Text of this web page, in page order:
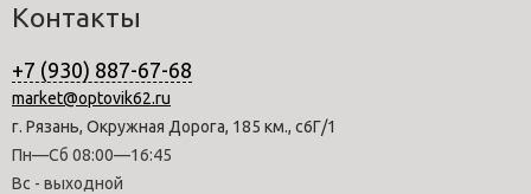
Контакты
+7 (930) 887-67-68
market@optovik62.ru
г. Рязань, Окружная Дорога, 185 км., с6Г/1
Пн—Сб 08:00—16:45
Вс - выходной